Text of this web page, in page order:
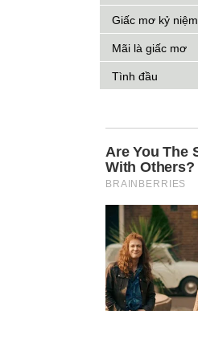
Giấc mơ kỷ niệm
Mãi là giấc mơ
Tình đầu